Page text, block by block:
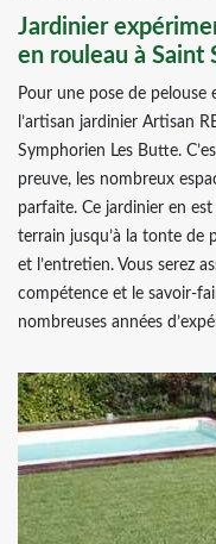
Jardinier
en rouleau à Saint
Pour une pose de pelouse
l’artisan jardinier Artisan
Symphorien Les Butte.
preuve, les nombreux
parfaite. Ce jardinier en
terrain jusqu’à la tonte de
et l’entretien. Vous serez
compétence et le savoir-
nombreuses années